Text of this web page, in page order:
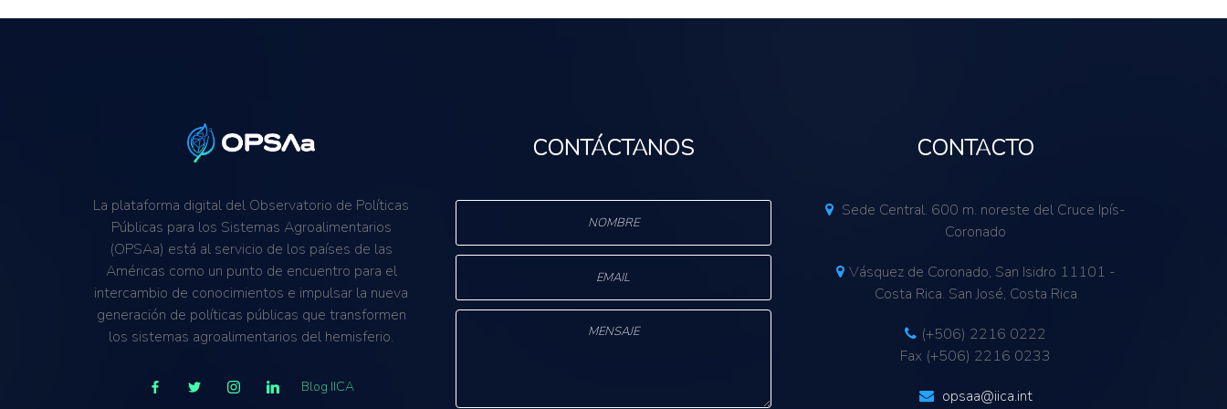
La plataforma digital del Observatorio de Políticas
Públicas para los Sistemas Agroalimentarios
(OPSAa) está al servicio de los países de las
Américas como un punto de encuentro para el
intercambio de conocimientos e impulsar la nueva
generación de políticas públicas que transformen
los sistemas agroalimentarios del hemisferio.
Blog IICA
CONTÁCTANOS CONTACTO
Sede Central. 600 m. noreste del Cruce Ipís-
Coronado
Vásquez de Coronado, San Isidro 11101 -
Costa Rica. San José, Costa Rica
(+506) 2216 0222
Fax (+506) 2216 0233
opsaa@iica.int